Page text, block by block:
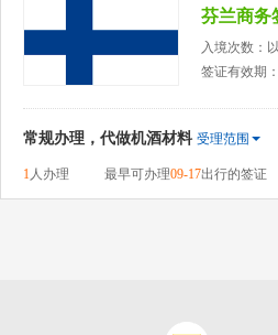
芬兰商务
入境次数：
签证有效期
常规办理，代做机酒材料 受理范围
1人办理 最早可办理09-17出行的签证